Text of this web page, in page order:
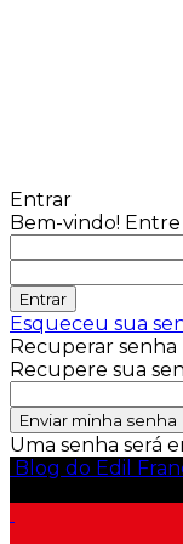
Entrar
Bem-vindo!
Esqueceu sua
Recuperar senha
Recupere sua
Uma senha será
Blog do Edil